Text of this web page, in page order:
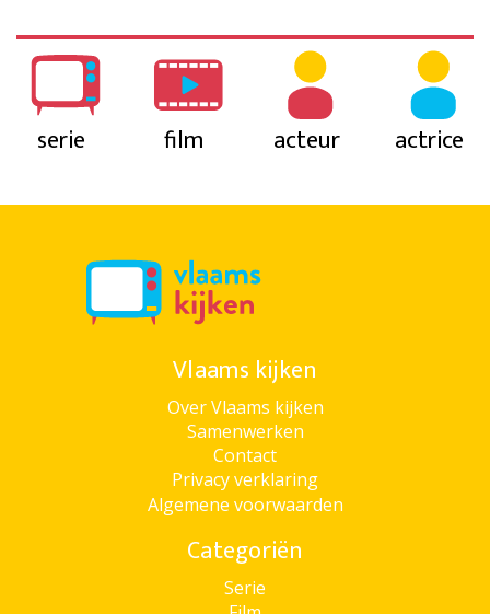
serie film acteur actrice
Vlaams kijken
Over Vlaams kijken
Samenwerken
Contact
Privacy verklaring
Algemene voorwaarden
Categoriën
Serie